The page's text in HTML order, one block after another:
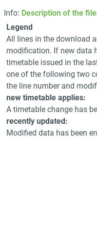
Info: Description of the
Legend
All lines in the download
modification. If new data
timetable issued in the
one of the following two
the line number and
new timetable applies:
A timetable change has
recently updated:
Modified data has been